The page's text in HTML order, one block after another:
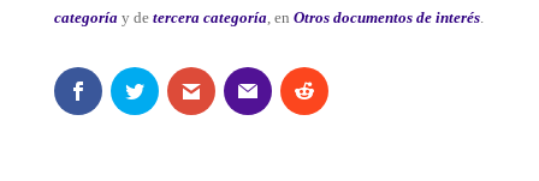
categoríay de tercera categoría, en Otros documentos de interés.